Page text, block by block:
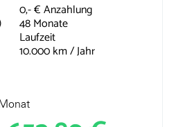
0,- € Anzahlung
48 Monate
Laufzeit
10.000 km / Jahr